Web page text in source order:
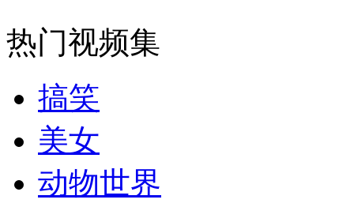
热门视频集
搞笑
美女
动物世界